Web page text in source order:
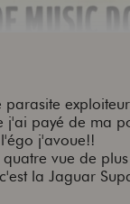
pour la
tu renie la
payé de ma
j'avoue!!
vue de
la Jaguar